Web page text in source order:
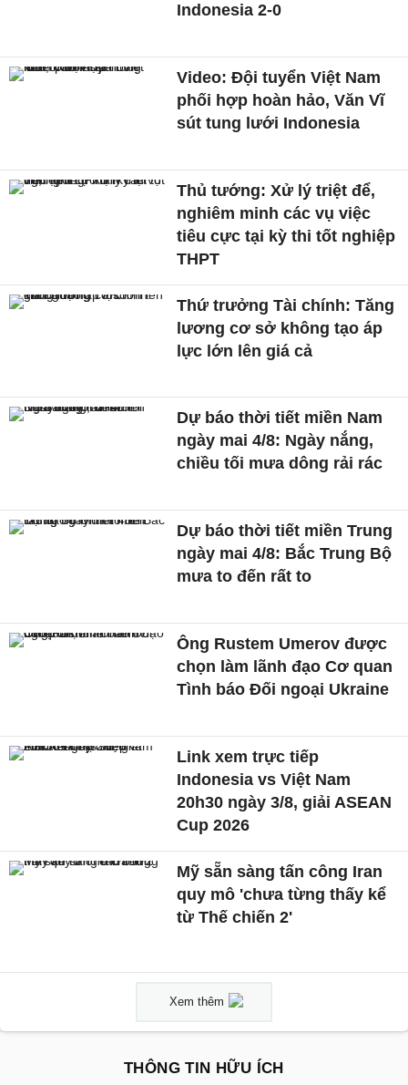
Indonesia 2-0
Video: Đội tuyển Việt Nam
phối hợp hoàn hảo, Văn Vĩ
sút tung lưới Indonesia
Thủ tướng: Xử lý triệt để,
nghiêm minh các vụ việc
tiêu cực tại kỳ thi tốt nghiệp
THPT
Thứ trưởng Tài chính: Tăng
lương cơ sở không tạo áp
lực lớn lên giá cả
Dự báo thời tiết miền Nam
ngày mai 4/8: Ngày nắng,
chiều tối mưa dông rải rác
Dự báo thời tiết miền Trung
ngày mai 4/8: Bắc Trung Bộ
mưa to đến rất to
Ông Rustem Umerov được
chọn làm lãnh đạo Cơ quan
Tình báo Đối ngoại Ukraine
Link xem trực tiếp
Indonesia vs Việt Nam
20h30 ngày 3/8, giải ASEAN
Cup 2026
Mỹ sẵn sàng tấn công Iran
quy mô 'chưa từng thấy kể
từ Thế chiến 2'
Xem thêm
THÔNG TIN HỮU ÍCH